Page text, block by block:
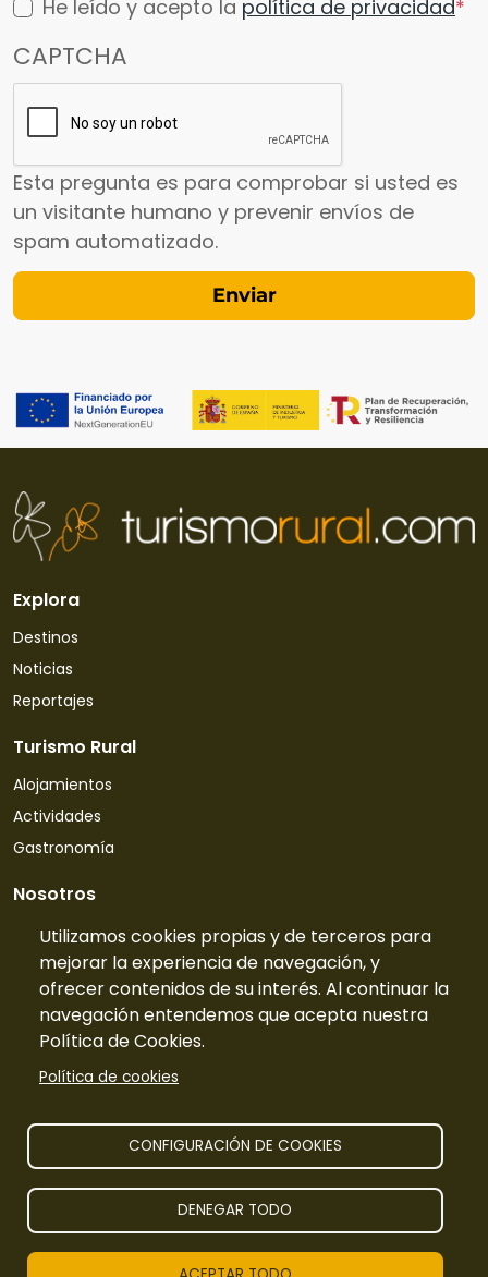
He leído y acepto la política de privacidad
CAPTCHA
Esta pregunta es para comprobar si usted es
un visitante humano y prevenir envíos de
spam automatizado.
Utilizamos cookies propias y de terceros para
mejorar la experiencia de navegación, y
ofrecer contenidos de su interés. Al continuar la
navegación entendemos que acepta nuestra
Política de Cookies.
Política de cookies
CONFIGURACIÓN DE COOKIES
DENEGAR TODO
Explora
Destinos
Noticias
Reportajes
Turismo Rural
Alojamientos
Actividades
Gastronomía
Nosotros
Quiénes somos
Contacto
Tarifas
Preguntas frecuentes
Información
Aviso legal
TurismoRural Internet S.L. |2026 Todos los derechos